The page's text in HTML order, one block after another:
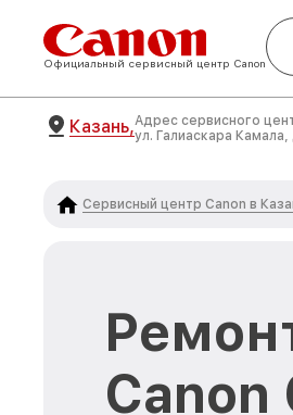
Официальный сервисный центр Canon
Казань,Адрес сервисного
ул. Галиаскара Камала,
Сервисный центр Canon в
Canon